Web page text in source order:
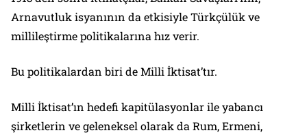
Arnavutluk isyanının da etkisiyle Türkçülük ve
millileştirme politikalarına hız verir.
Bu politikalardan biri de Milli İktisat’tır.
Milli İktisat’ın hedefi kapitülasyonlar ile yabancı
şirketlerin ve geleneksel olarak da Rum, Ermeni,